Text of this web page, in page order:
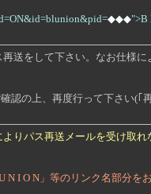
◆◆◆">B
再送をして下さい。なお仕様に
認の上、再度行って下さい(
りパス再送メールを受け取れ
N I O N」等のリンク名部分を